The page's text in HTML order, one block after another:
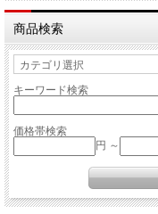
商品検索
キーワード検索
価格帯検索
円 ～